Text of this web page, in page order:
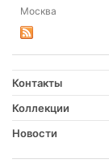
Москва
Контакты
Коллекции
Новости